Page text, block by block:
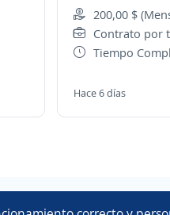
200,00 $
Contrato por
Tiempo
Hace 6 días